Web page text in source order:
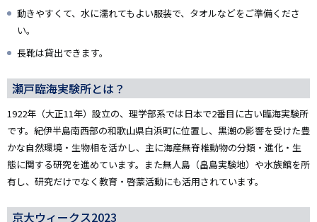
動きやすくて、水に濡れてもよい服装で、タオルなどをご準備くださ
い。
長靴は貸出できます。
瀬戸臨海実験所とは？
1922年（大正11年）設立の、理学部系では日本で2番目に古い臨海実験所
です。紀伊半島南西部の和歌山県白浜町に位置し、黒潮の影響を受けた豊
かな自然環境・生物相を活かし、主に海産無脊椎動物の分類・進化・生
態に関する研究を進めています。また無人島（畠島実験地）や水族館を所
有し、研究だけでなく教育・啓蒙活動にも活用されています。
京大ウィークス2023